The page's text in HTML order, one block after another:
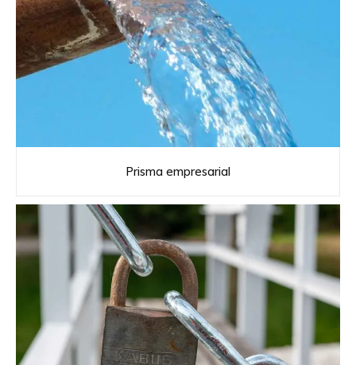
Prisma empresarial